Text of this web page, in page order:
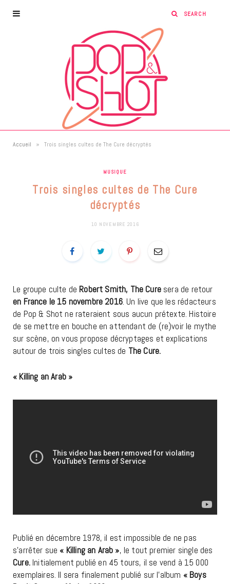
Accueil » Trois singles cultes de The Cure décryptés
MUSIQUE
Trois singles cultes de The Cure
décryptés
10 NOVEMBRE 2016
Le groupe culte de Robert Smith, The Curesera de retour
en France le 15 novembre 2016. Un live que les rédacteurs
de Pop & Shot ne rateraient sous aucun prétexte. Histoire
de se mettre en bouche en attendant de (re)voir le mythe
sur scène, on vous propose décryptages et explications
autour de trois singles cultes de The Cure.
« Killing an Arab »
Publié en décembre 1978, il est impossible de ne pas
s’arrêter sue« Killing an Arab », le tout premier single des
Cure.Initialement publié en 45 tours, il se vend à 15 000
exemplaires. Il sera finalement publié sur l’album « Boys